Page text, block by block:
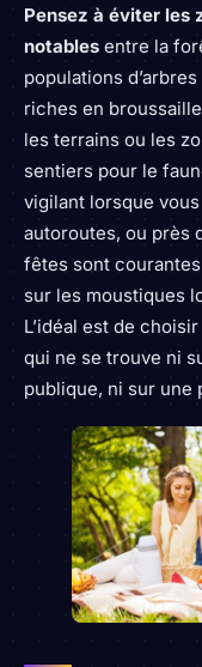
Pensez à éviter les
notables entre la
populations
riches en
les terrains ou les
sentiers pour le
vigilant lorsque
autoroutes, ou près
fêtes sont
sur les moustiques
L’idéal est de
qui ne se trouve ni
publique, ni sur une